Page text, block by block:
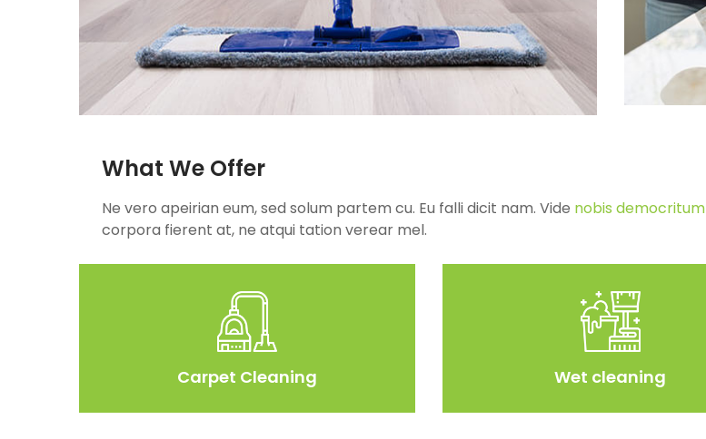
What We Offer
Ne vero apeirian eum, sed solum partem cu. Eu falli dicit nam. Vide nobis democritum
corpora fierent at, ne atqui tation verear mel.
Carpet Cleaning Wet cleaning